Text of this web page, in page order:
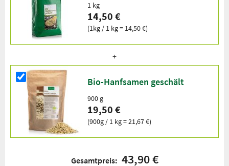
1 kg
14,50 €
(1kg / 1 kg = 14,50 €)
Bio-Hanfsamen geschält
900 g
19,50 €
(900g / 1 kg = 21,67 €)
Gesamtpreis: 43,90 €